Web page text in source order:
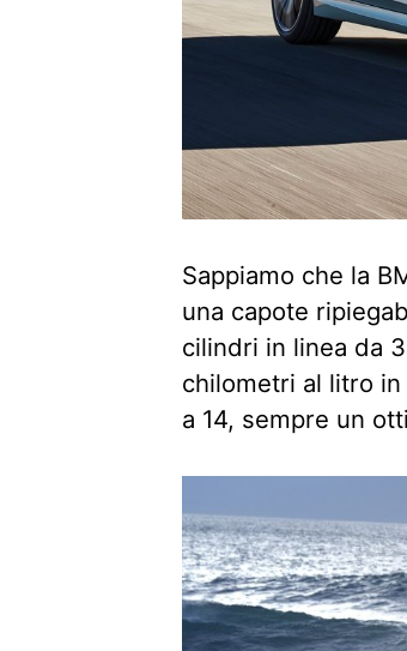
Sappiamo che la
una capote
cilindri in linea da
chilometri al litro
a 14, sempre un